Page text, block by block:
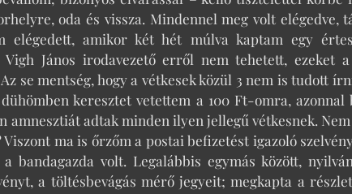
oda és vissza. Mindennel meg volt elégedve,
elégedett, amikor két hét múlva kaptam egy
János irodavezető erről nem tehetett, ezeket
se mentség, hogy a vétkesek közül 3 nem is tudott
keresztet vetettem a 100 Ft-omra,
amnesztiát adtak minden ilyen jellegű vétkesnek.
ma is őrzőm a postai befizetést igazoló
bandagazda volt. Legalábbis egymás között,
a töltésbevágás mérő jegyeit; megkapta a